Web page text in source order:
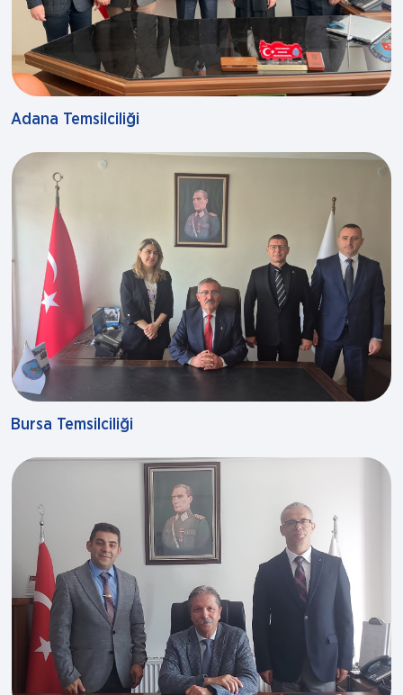
Adana Temsilciliği
Bursa Temsilciliği